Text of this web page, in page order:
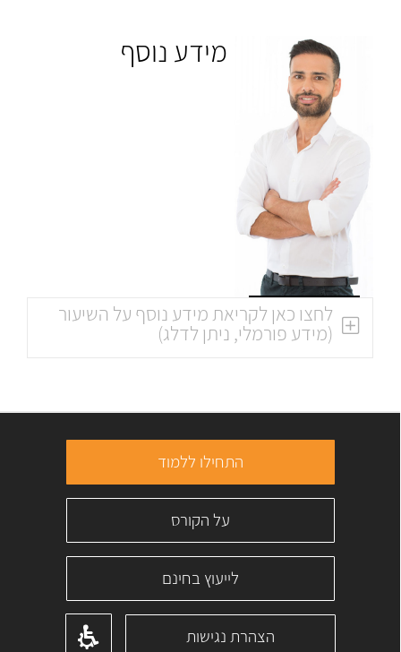
מידע נוסף
לחצו כאן לקריאת מידע נוסף על השיעור
(מידע פורמלי, ניתן לדלג)
התחילו ללמוד
על הקורס
לייעוץ בחינם
הצהרת נגישות